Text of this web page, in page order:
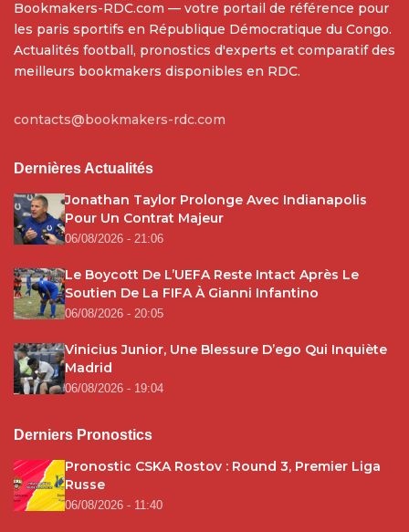
Bookmakers-RDC.com — votre portail de référence pour
les paris sportifs en République Démocratique du Congo.
Actualités football, pronostics d'experts et comparatif des
meilleurs bookmakers disponibles en RDC.
contacts@bookmakers-rdc.com
Dernières Actualités
Jonathan Taylor Prolonge Avec Indianapolis
Pour Un Contrat Majeur
06/08/2026 - 21:06
Le Boycott De L’UEFA Reste Intact Après Le
Soutien De La FIFA À Gianni Infantino
06/08/2026 - 20:05
Vinicius Junior, Une Blessure D’ego Qui Inquiète
Madrid
06/08/2026 - 19:04
Derniers Pronostics
Pronostic CSKA Rostov : Round 3, Premier Liga
Russe
06/08/2026 - 11:40